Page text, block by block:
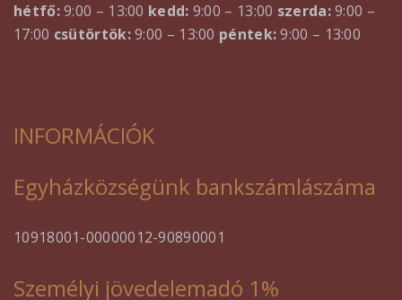
hétfő:9:00 – 13:00 kedd: 9:00 – 13:00 szerda:9:00 –
17:00 csütörtök:9:00 – 13:00 péntek:9:00 – 13:00
INFORMÁCIÓK
Egyházközségünk bankszámlászáma
10918001-00000012-90890001
Személyi jövedelemadó 1%